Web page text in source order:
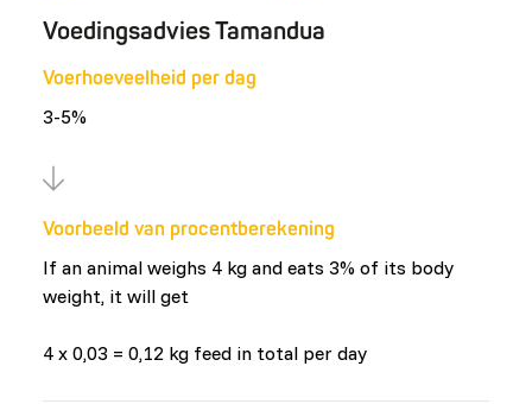
Voedingsadvies Tamandua
Voerhoeveelheid per dag
3-5%
Voorbeeld van procentberekening
If an animal weighs 4 kg and eats 3% of its body
weight, it will get
4 x 0,03 = 0,12 kg feed in total per day